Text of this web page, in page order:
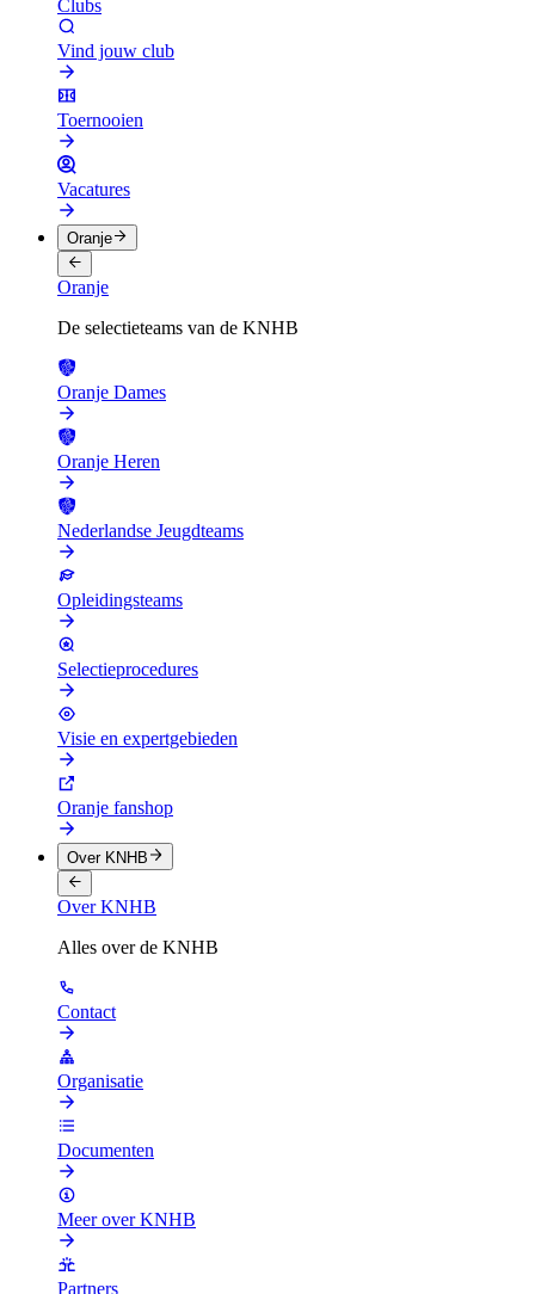
Clubs
Vind jouw club
Toernooien
Vacatures
Oranje
Oranje
De selectieteams van de KNHB
Oranje Dames
Oranje Heren
Nederlandse Jeugdteams
Opleidingsteams
Selectieprocedures
Visie en expertgebieden
Oranje fanshop
Over KNHB
Over KNHB
Alles over de KNHB
Contact
Organisatie
Documenten
Meer over KNHB
Partners